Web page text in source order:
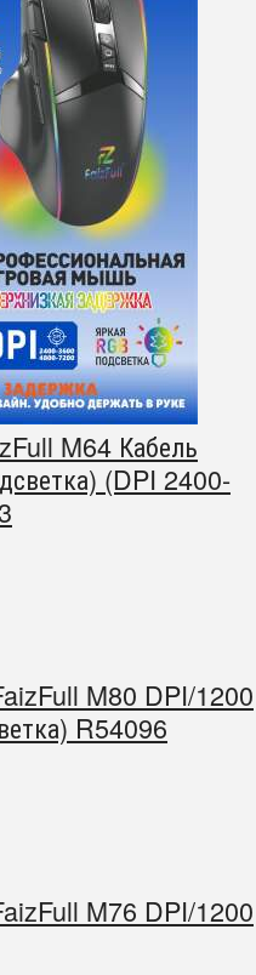
M64 Кабель
(DPI 2400-
M80 DPI/1200
R54096
M76 DPI/1200